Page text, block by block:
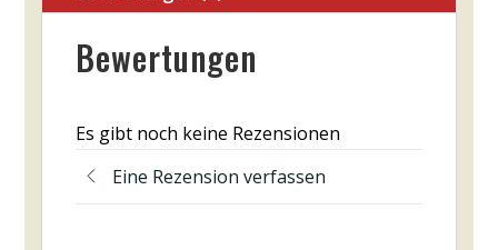
Bewertungen
Es gibt noch keine Rezensionen
Eine Rezension verfassen